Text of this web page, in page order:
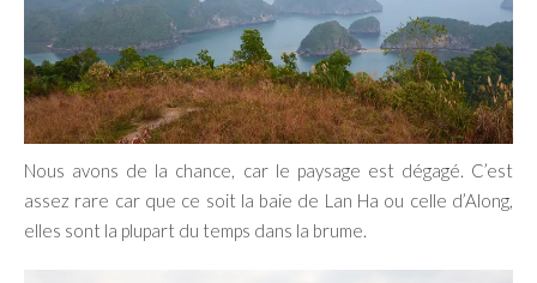
Nous avons de la chance, car le paysage est dégagé. C’est
assez rare car que ce soit la baie de Lan Ha ou celle d’Along,
elles sont la plupart du temps dans la brume.